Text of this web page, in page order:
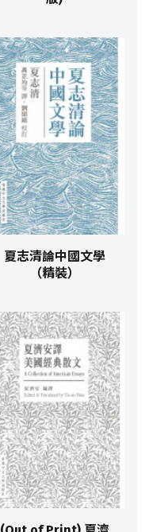
夏志清論中國文學
（精裝）